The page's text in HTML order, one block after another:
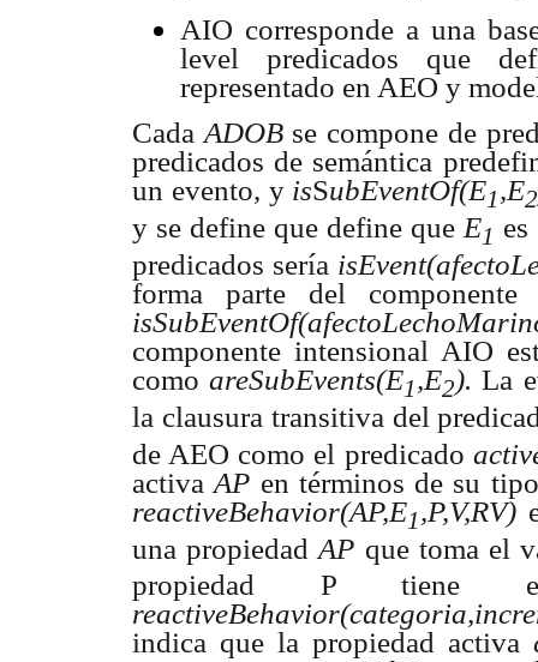
AIO corresponde a una
level predicados que
representado en AEO y
Cada ADOBse compone de
predicados de semántica
un evento, y isSubEventOf(E1,E2
y se define que define que E1
predicados sería
forma parte del
componente intensional AIO
comoareSubEvents(E1,E2).La
la clausura transitiva del
de AEO como el predicado
activaAP en términos de su
reactiveBehavior(AP,E1,P,V,RV)
una propiedadAP que toma el
propiedad P tiene
indica que la propiedad activa